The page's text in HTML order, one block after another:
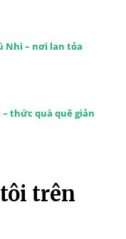
Nhi – nơi lan tỏa
thức quà quê giản
trên